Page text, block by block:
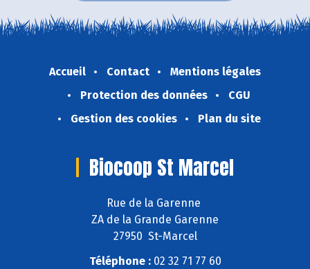
Accueil Contact
Mentions légales
Protection des données
CGU
Gestion des cookies
Plan du site
Biocoop St Marcel
Rue de la Garenne
ZA de la Grande Garenne
27950 St-Marcel
Téléphone :02 32 71 77 60